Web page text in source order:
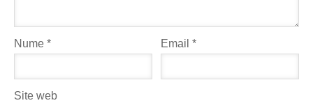
Nume * Email*
Site web